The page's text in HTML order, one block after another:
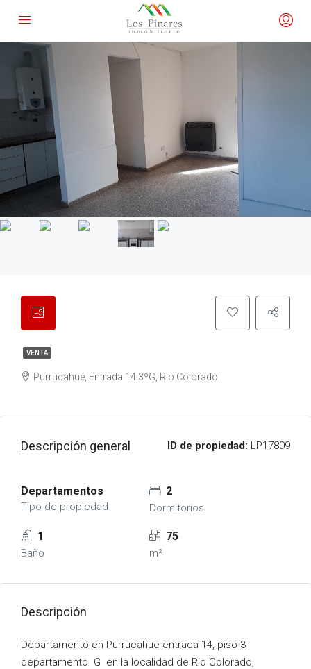
VENTA
Purrucahué, Entrada 14 3ºG, Rio Colorado
Descripción general ID de propiedad: LP17809
Departamentos
Tipo de propiedad
2
Dormitorios
1
Baño
75
m²
Descripción
Departamento en Purrucahue entrada 14, piso 3
departamento G en la localidad de Rio Colorado,